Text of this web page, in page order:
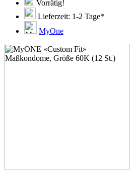
51C
51D
51E
51F
51H
53C
Vorrätig!
Lieferzeit: 1-2 Tage*
MyOne